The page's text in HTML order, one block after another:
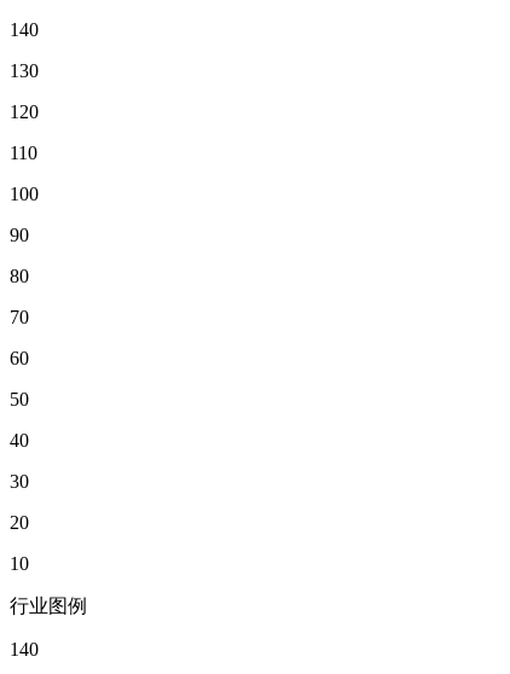
140
130
120
110
100
90
80
70
60
50
40
30
20
10
行业图例
140